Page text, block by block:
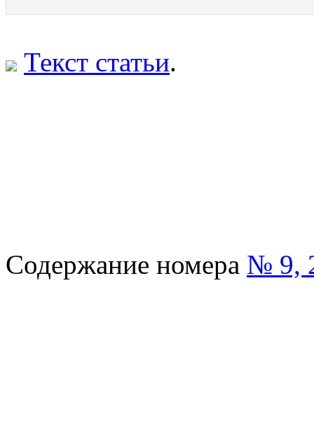
Текст статьи.
Содержание номера № 9,